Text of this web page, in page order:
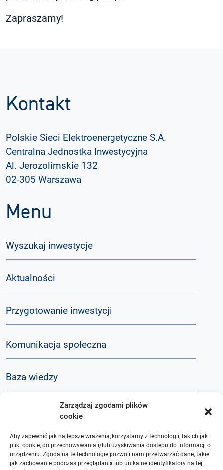
Zarządzaj zgodami plików
cookie
Aby zapewnić jak najlepsze wrażenia, korzystamy z technologii, takich jak
pliki cookie, do przechowywania i/lub uzyskiwania dostępu do informacji o
urządzeniu. Zgoda na te technologie pozwoli nam przetwarzać dane, takie
jak zachowanie podczas przeglądania lub unikalne identyfikatory na tej
Zapraszamy!
Kontakt
Polskie Sieci Elektroenergetyczne S.A.
Centralna Jednostka Inwestycyjna
Al. Jerozolimskie 132
02-305 Warszawa
Menu
Wyszukaj inwestycje
Aktualności
Przygotowanie inwestycji
Komunikacja społeczna
Baza wiedzy
O nas